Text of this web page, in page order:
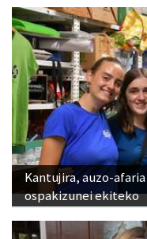
Kantujira, auzo-
ospakizunei ekiteko